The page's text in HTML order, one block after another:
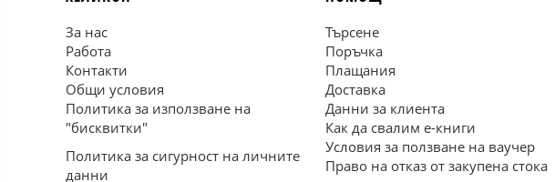
За нас
Работа
Контакти
Общи условия
Политика за използване на
"бисквитки"
Политика за сигурност на личните
данни
Търсене
Поръчка
Плащания
Доставка
Данни за клиента
Как да свалим е-книги
Условия за ползване на ваучер
Право на отказ от закупена стока